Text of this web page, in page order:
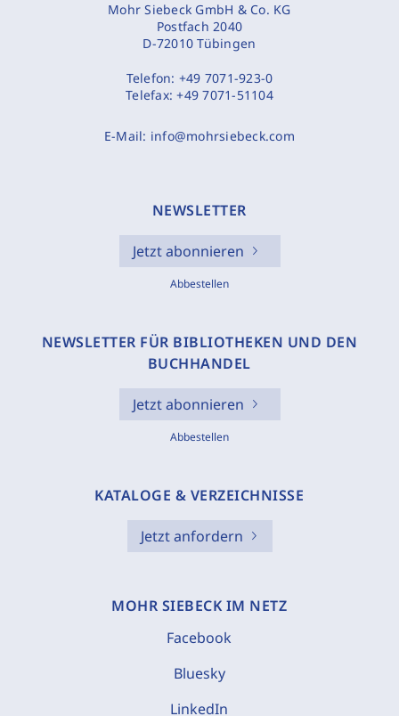
Mohr Siebeck GmbH & Co. KG
Postfach 2040
D-72010 Tübingen
Telefon: +49 7071-923-0
Telefax:+49 7071-51104
E-Mail: info@mohrsiebeck.com
NEWSLETTER
Jetzt abonnieren
Abbestellen
NEWSLETTER FÜR BIBLIOTHEKEN UND DEN
BUCHHANDEL
Jetzt abonnieren
Abbestellen
KATALOGE & VERZEICHNISSE
Jetzt anfordern
MOHR SIEBECK IM NETZ
Facebook
Bluesky
LinkedIn